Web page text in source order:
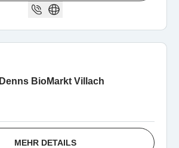
Denns BioMarkt Villach
MEHR DETAILS